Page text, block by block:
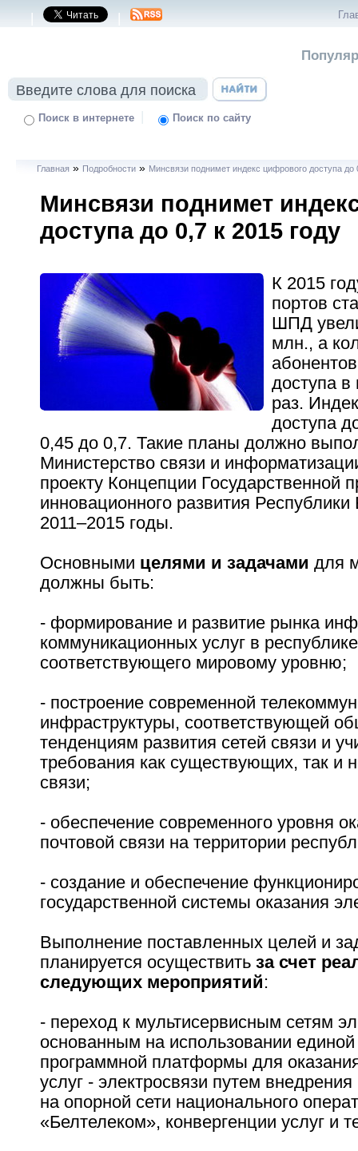
| |
Поиск в интернете | Поиск по сайту
Главная » Подробности » Минсвязи поднимет индекс цифрового доступа до
Минсвязи поднимет
доступа до 0,7 к 2015 году
К 2015
портов
ШПД
млн., а
доступа в
раз.
доступа
0,45 до 0,7. Такие планы должно
Министерство связи и
проекту Концепции Государственной
инновационного развития Республики
2011–2015 годы.
Основными целями и задачами для
должны быть:
- формирование и развитие рынка
коммуникационных услуг в
соответствующего мировому уровню;
- построение современной
инфраструктуры, соответствующей
тенденциям развития сетей связи и
требования как существующих, так и
связи;
- обеспечение современного уровня
почтовой связи на территории
- создание и обеспечение
государственной системы оказания
Выполнение поставленных целей и
планируется осуществить за счет
следующих мероприятий:
- переход к мультисервисным сетям
основанным на использовании
программной платформы для
услуг - электросвязи путем
на опорной сети национального
«Белтелеком», конвергенции услуг и